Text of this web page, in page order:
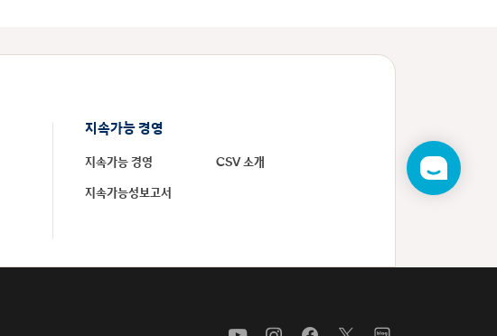
챗
봇
지속가능 경영
지속가능 경영 CSV 소개
지속가능성보고서